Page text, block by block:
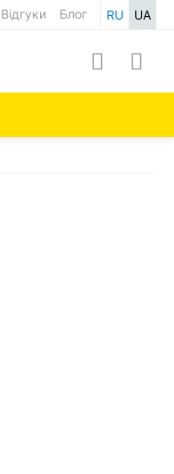
RU UA
Відгуки
Блог